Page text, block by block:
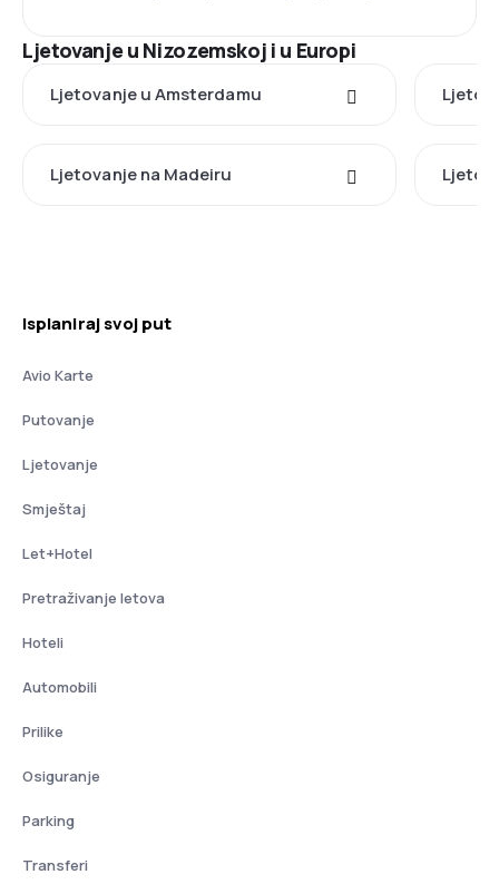
Ljetovanje u Nizozemskoj i u Europi
Ljetovanje u Amsterdamu
Ljetovanje na Madeiru
Isplaniraj svoj put
Avio Karte
Putovanje
Ljetovanje
Smještaj
Let+Hotel
Pretraživanje letova
Hoteli
Automobili
Prilike
Osiguranje
Parking
Transferi